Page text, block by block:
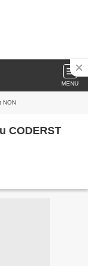
MENU
NON
CODERST